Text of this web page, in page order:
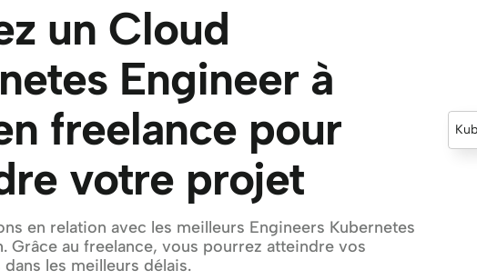
un Cloud
Engineer à
freelance pour
votre projet
en relation avec les meilleurs Engineers Kubernetes
Grâce au freelance, vous pourrez atteindre vos
les meilleurs délais.